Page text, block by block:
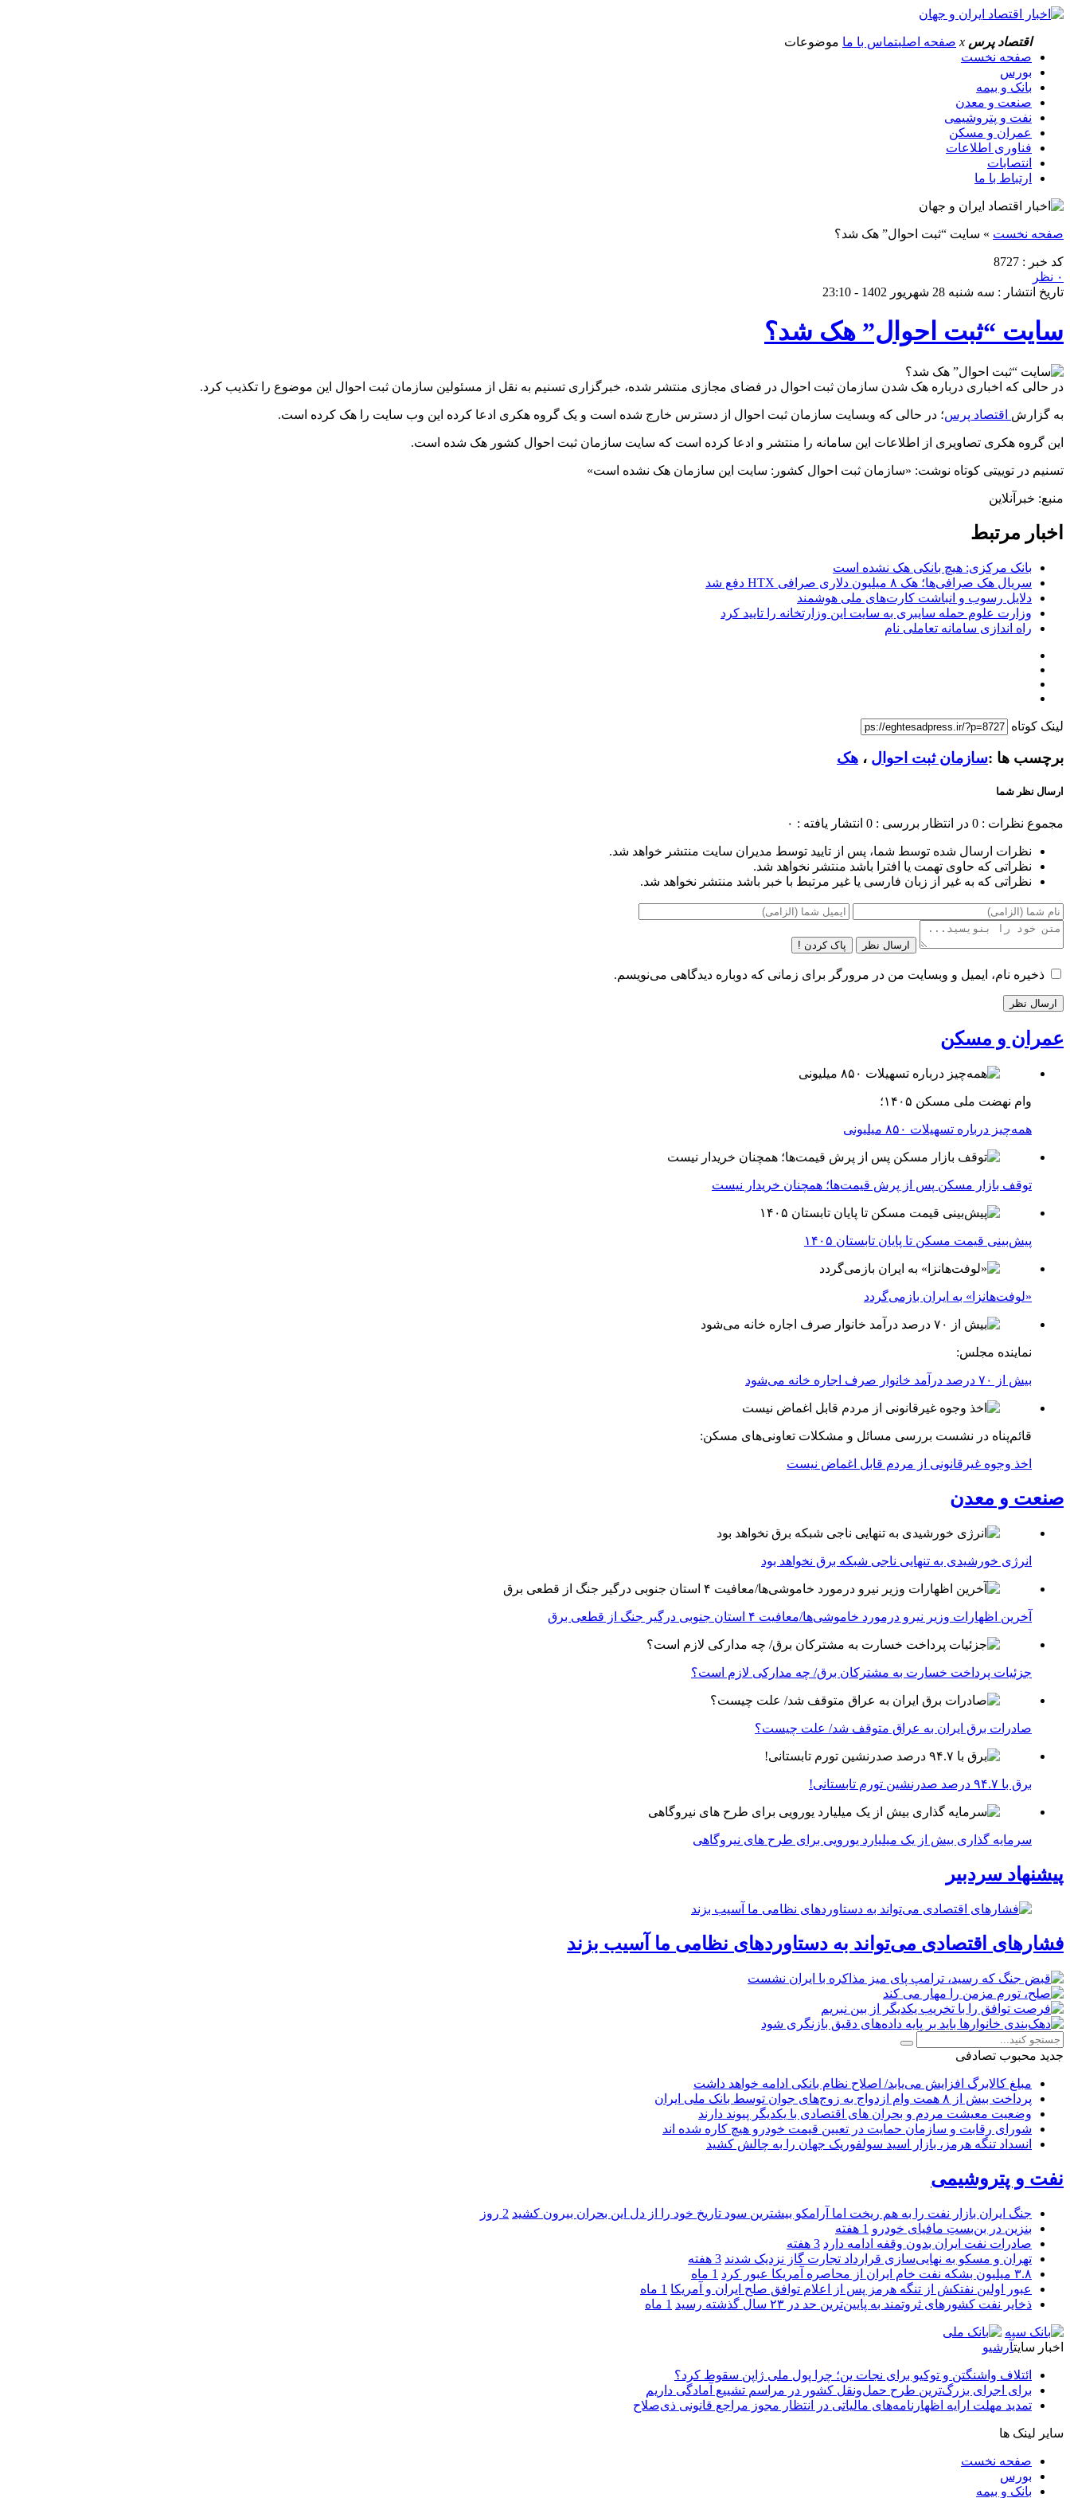
اقتصاد پرس x صفحه اصلیتماس با ما موضوعات
صفحه نخست
بورس
بانک و بیمه
صنعت و معدن
نفت و پتروشیمی
عمران و مسکن
فناوری اطلاعات
انتصابات
ارتباط با ما
صفحه نخست » سایت “ثبت احوال” هک شد؟
کد خبر : 8727
۰ نظر
تاریخ انتشار : سه شنبه 28 شهریور 1402 - 23:10
سایت “ثبت احوال” هک شد؟
در حالی که اخباری درباره هک شدن سازمان ثبت احوال در فضای مجازی منتشر شده، خبرگزاری تسنیم به نقل از مسئولین سازمان ثبت احوال این موضوع را تکذیب کرد.
به گزارش اقتصاد پرس؛ در حالی که وبسایت سازمان ثبت احوال از دسترس خارج شده است و یک گروه هکری ادعا کرده این وب سایت را هک کرده است.
این گروه هکری تصاویری از اطلاعات این سامانه را منتشر و ادعا کرده است که سایت سازمان ثبت احوال کشور هک شده است.
تسنیم در توییتی کوتاه نوشت: «سازمان ثبت احوال کشور: سایت این سازمان هک نشده است»
منبع: خبرآنلاین
اخبار مرتبط
بانک مرکزی: هیچ بانکی هک نشده است
سریال هک صرافی‌ها؛ هک ۸ میلیون دلاری صرافی HTX دفع شد
دلایل رسوب و انباشت کارت‌های ملی هوشمند
وزارت علوم حمله سایبری به سایت این وزارتخانه را تایید کرد
راه اندازی سامانه تعاملی نام
لینک کوتاه
برچسب ها :سازمان ثبت احوال ، هک
ارسال نظر شما
مجموع نظرات : 0 در انتظار بررسی : 0 انتشار یافته : ۰
نظرات ارسال شده توسط شما، پس از تایید توسط مدیران سایت منتشر خواهد شد.
نظراتی که حاوی تهمت یا افترا باشد منتشر نخواهد شد.
نظراتی که به غیر از زبان فارسی یا غیر مرتبط با خبر باشد منتشر نخواهد شد.
ارسال نظر پاک کردن !
ذخیره نام، ایمیل و وبسایت من در مرورگر برای زمانی که دوباره دیدگاهی می‌نویسم.
عمران و مسکن
وام نهضت ملی مسکن ۱۴۰۵؛
همه‌چیز درباره تسهیلات ۸۵۰ میلیونی
توقف بازار مسکن پس از پرش قیمت‌ها؛ همچنان خریدار نیست
پیش‌بینی قیمت مسکن تا پایان تابستان ۱۴۰۵
«لوفت‌هانزا» به ایران بازمی‌گردد
نماینده مجلس:
بیش از ۷۰ درصد درآمد خانوار صرف اجاره خانه می‌شود
قائم‌پناه در نشست بررسی مسائل و مشکلات تعاونی‌های مسکن:
اخذ وجوه غیرقانونی از مردم قابل اغماض نیست
صنعت و معدن
انرژی خورشیدی به تنهایی ناجی شبکه برق نخواهد بود
آخرین اظهارات وزیر نیرو درمورد خاموشی‌ها/معافیت ۴ استان جنوبی درگیر جنگ از قطعی برق
جزئیات پرداخت خسارت به مشترکان برق/ چه مدارکی لازم است؟
صادرات برق ایران به عراق متوقف شد/ علت چیست؟
برق با ۹۴.۷ درصد صدرنشین تورم تابستانی!
سرمایه گذاری بیش از یک میلیارد یورویی برای طرح های نیروگاهی
پیشنهاد سردبیر
فشارهای اقتصادی می‌تواند به دستاوردهای نظامی ما آسیب بزند
جدید محبوب تصادفی
مبلغ کالابرگ افزایش می‌یابد/ اصلاح نظام بانکی ادامه خواهد داشت
پرداخت بیش از ۸ همت وام ازدواج به زوج‌های جوان توسط بانک ملی ایران
وضعیت معیشت مردم و بحران های اقتصادی با یکدیگر پیوند دارند
شورای رقابت و سازمان حمایت در تعیین قیمت خودرو هیچ کاره شده اند
انسداد تنگه هرمز، بازار اسید سولفوریک جهان را به چالش کشید
نفت و پتروشیمی
جنگ ایران بازار نفت را به هم ریخت اما آرامکو بیشترین سود تاریخ خود را از دل این بحران بیرون کشید 2 روز
بنزین در بن‌بستِ مافیای خودرو 1 هفته
صادرات نفت ایران بدون وقفه ادامه دارد 3 هفته
تهران و مسکو به نهایی‌سازی قرارداد تجارت گاز نزدیک شدند 3 هفته
۳.۸ میلیون بشکه نفت خام ایران از محاصره آمریکا عبور کرد
1 ماه
عبور اولین نفتکش از تنگه هرمز پس از اعلام توافق صلح ایران و آمریکا 1 ماه
ذخایر نفت کشورهای ثروتمند به پایین‌ترین حد در ۲۳ سال گذشته رسید
1 ماه
اخبار سایتآرشیو
ائتلاف واشنگتن و توکیو برای نجات ین؛ چرا پول ملی ژاپن سقوط کرد؟
برای اجرای بزرگ‌ترین طرح حمل‌ونقل کشور در مراسم تشییع آمادگی داریم
تمدید مهلت ارایه اظهارنامه‌های مالیاتی در انتظار مجوز مراجع قانونی ذی‌‏صلاح
سایر لینک ها
صفحه نخست
بورس
بانک و بیمه